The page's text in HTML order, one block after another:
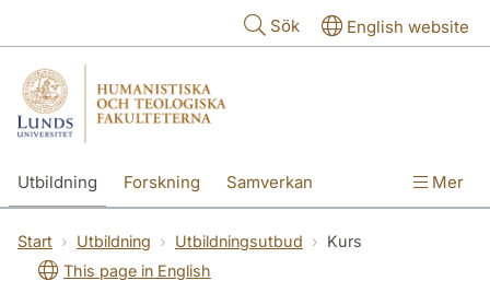
Sök English website
Utbildning Forskning Samverkan Mer
Start Utbildning Utbildningsutbud
Kurs
This page in English